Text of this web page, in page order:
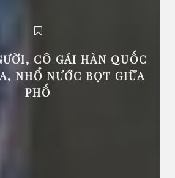
CÔ GÁI HÀN QUỐC
NHỔ NƯỚC BỌT GIỮA
PHỐ